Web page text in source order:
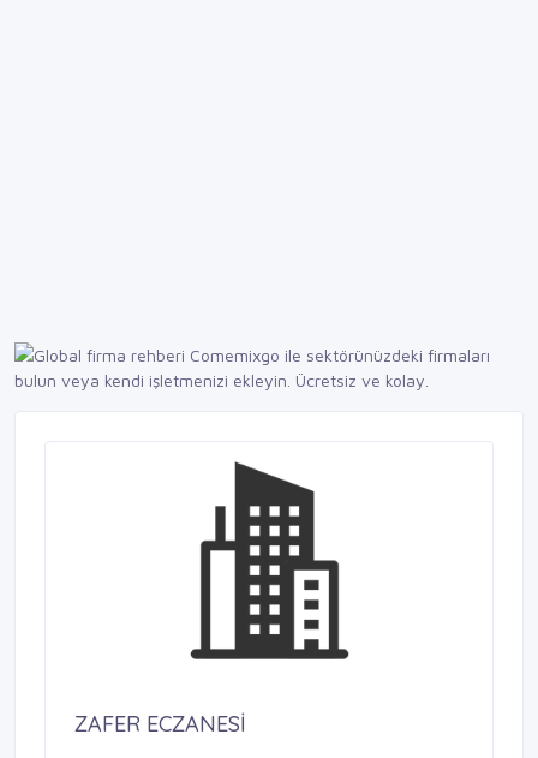
ZAFER ECZANESİ